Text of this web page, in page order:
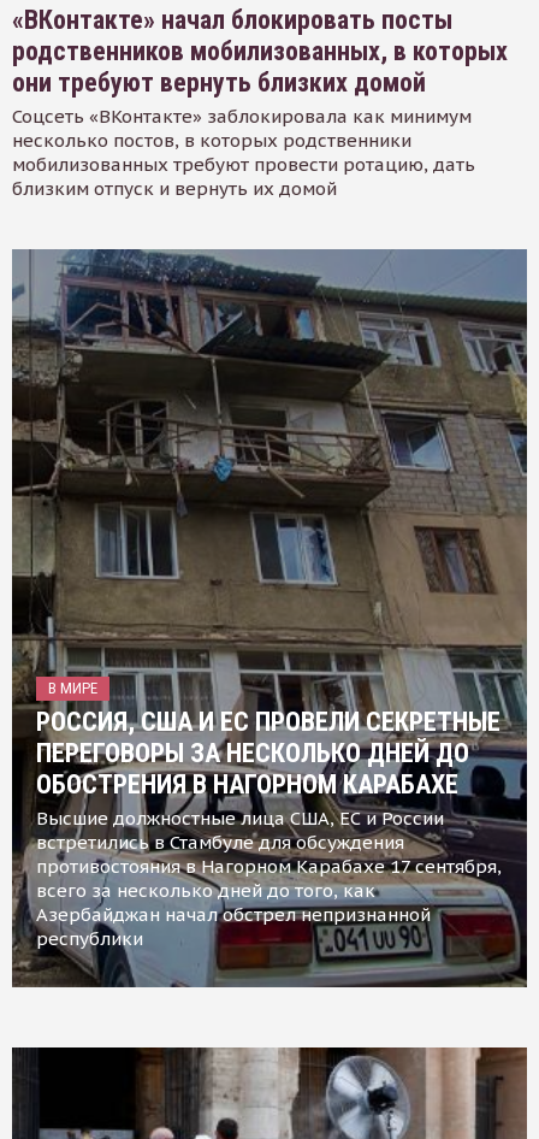
«ВКонтакте» начал блокировать посты
родственников мобилизованных, в которых
они требуют вернуть близких домой
Соцсеть «ВКонтакте» заблокировала как минимум
несколько постов, в которых родственники
мобилизованных требуют провести ротацию, дать
близким отпуск и вернуть их домой
В МИРЕ
РОССИЯ, США И ЕС ПРОВЕЛИ СЕКРЕТНЫЕ
ПЕРЕГОВОРЫ ЗА НЕСКОЛЬКО ДНЕЙ ДО
ОБОСТРЕНИЯ В НАГОРНОМ КАРАБАХЕ
Высшие должностные лица США, ЕС и России
встретились в Стамбуле для обсуждения
противостояния в Нагорном Карабахе 17 сентября,
всего за несколько дней до того, как
Азербайджан начал обстрел непризнанной
республики